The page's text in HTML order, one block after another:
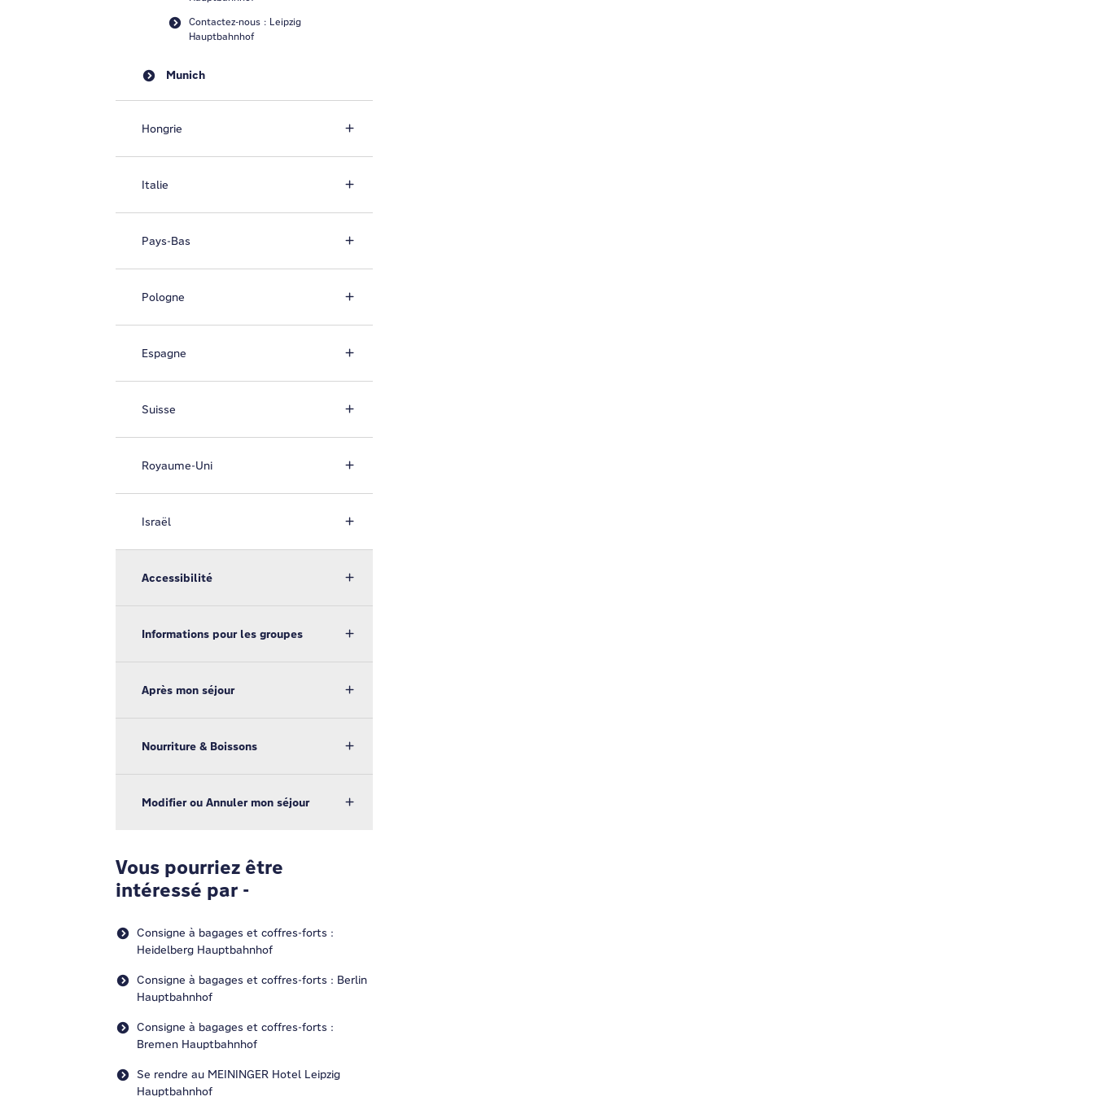
Contactez-nous : Leipzig
Hauptbahnhof
Munich
Hongrie
Italie
Pays-Bas
Pologne
Espagne
Suisse
Royaume-Uni
Israël
Accessibilité
Informations pour les groupes
Après mon séjour
Nourriture & Boissons
Modifier ou Annuler mon séjour
Vous pourriez être
intéressé par -
Consigne à bagages et coffres-forts :
Heidelberg Hauptbahnhof
Consigne à bagages et coffres-forts : Berlin
Hauptbahnhof
Consigne à bagages et coffres-forts :
Bremen Hauptbahnhof
Se rendre au MEININGER Hotel Leipzig
Hauptbahnhof